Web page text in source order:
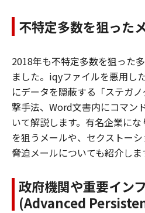
不特定多数を狙った
2018年も不特定多数を狙った
ました。iqyファイルを悪用し
にデータを隠蔽する「ステガ
撃手法、Word文書内にコマン
いて解説します。有名企業に
を狙うメールや、セクストー
脅迫メールについても紹介しま
政府機関や重要イン
(Advanced